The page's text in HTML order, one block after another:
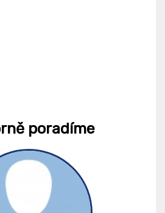
poradíme